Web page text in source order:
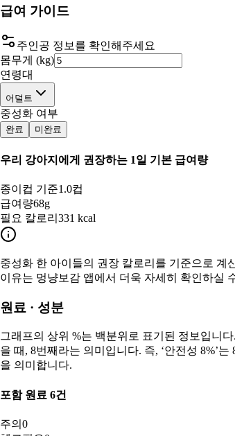
급여 가이드
주인공 정보를 확인해주세요
몸무게 (kg)
연령대
어덜트
중성화 여부
완료 미완료
우리 강아지 에게 권장하는 1일 기본 급여량
종이컵 기준1.0컵
급여량68g
필요 칼로리 331 kcal
중성화 한 아이들의 권장 칼로리를 기준으로 계
이유는 멍냥보감 앱에서 더욱 자세히 확인하실
원료 · 성분
그래프의 상위 %는 백분위로 표기된 정보입니
을 때, 8번째라는 의미입니다. 즉, ‘안전성 8%’
을 의미합니다.
포함 원료 6건
주의 0